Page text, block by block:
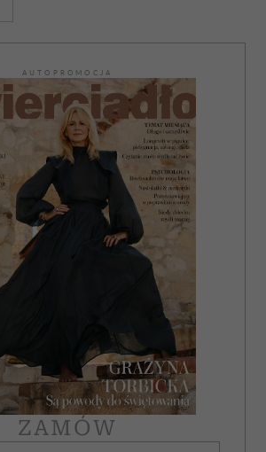
AUTOPROMOCJA
ZAMÓW